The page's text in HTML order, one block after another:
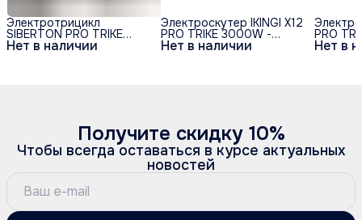
Нет в наличии
Электротрицикл
SIBERTON PRO TRIKE
3000W (60V/21Ah) Нет в наличии
Электроскутер IKINGI X12
PRO TRIKE 3000W -
Чёрный Нет в
PRO
Получите скидку 10%
Чтобы всегда оставаться в курсе актуальных
новостей